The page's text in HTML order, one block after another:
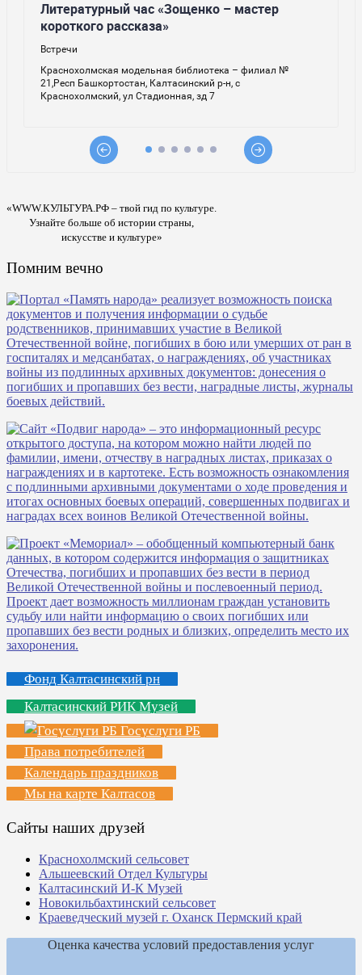
«WWW.КУЛЬТУРА.РФ – твой гид по культуре.
Узнайте больше об истории страны,
искусстве и культуре»
Помним вечно
Фонд Калтасинский рн
Калтасинский РИК Музей
Госуслуги РБ
Права потребителей
Календарь праздников
Мы на карте Калтасов
Сайты наших друзей
Краснохолмский сельсовет
Альшеевский Отдел Культуры
Калтасинский И-К Музей
Новокильбахтинский сельсовет
Краеведческий музей г. Оханск Пермский край
Оценка качества условий предоставления услуг